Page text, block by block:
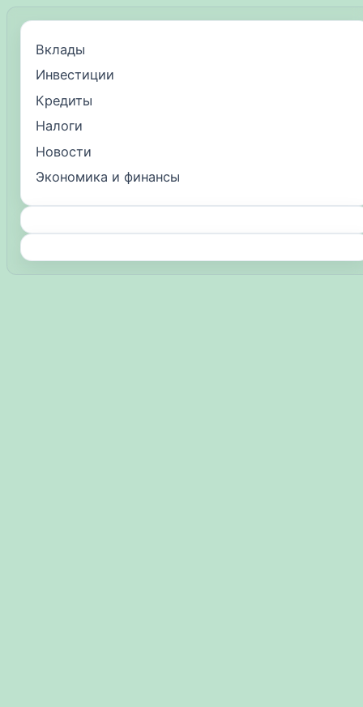
Вклады
Инвестиции
Кредиты
Налоги
Новости
Экономика и финансы